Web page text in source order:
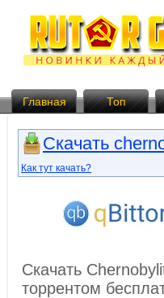
Главная Топ
Скачать
Как тут качать?
Скачать
торрентом